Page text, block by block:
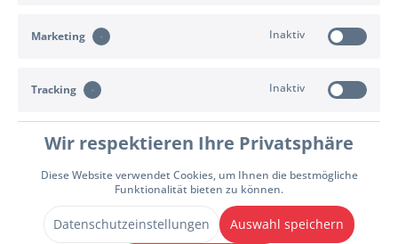
INFORMATIONEN
Cookie-Einstellungen Widerrufsrecht Versand- und Zahlungsbedingungen
Impressum Datenschutzhinweise
Vertrag widerrufen
Marketing Inaktiv
Tracking Inaktiv
Wir respektieren Ihre Privatsphäre
Diese Website verwendet Cookies, um Ihnen die bestmögliche
Funktionalität bieten zu können.
Datenschutzeinstellungen Auswahl speichern